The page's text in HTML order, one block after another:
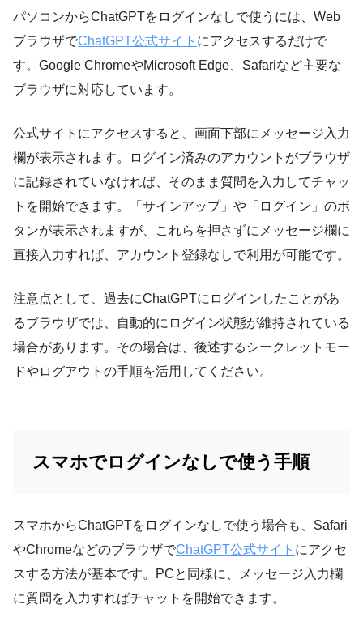
パソコンからChatGPTをログインなしで使うには、Web
ブラウザでChatGPT公式サイト にアクセスするだけで
す。Google ChromeやMicrosoft Edge、Safariなど主要な
ブラウザに対応しています。
公式サイトにアクセスすると、画面下部にメッセージ入力
欄が表示されます。ログイン済みのアカウントがブラウザ
に記録されていなければ、そのまま質問を入力してチャッ
トを開始できます。「サインアップ」や「ログイン」のボ
タンが表示されますが、これらを押さずにメッセージ欄に
直接入力すれば、アカウント登録なしで利用が可能です。
注意点として、過去にChatGPTにログインしたことがあ
るブラウザでは、自動的にログイン状態が維持されている
場合があります。その場合は、後述するシークレットモー
ドやログアウトの手順を活用してください。
スマホでログインなしで使う手順
スマホからChatGPTをログインなしで使う場合も、Safari
やChromeなどのブラウザでChatGPT公式サイト にアクセ
スする方法が基本です。PCと同様に、メッセージ入力欄
に質問を入力すればチャットを開始できます。